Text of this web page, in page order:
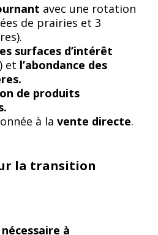
avec une rotation
de prairies et 3
surfaces d’intérêt
et l’abondance des
de produits
à la vente directe.
la transition
à